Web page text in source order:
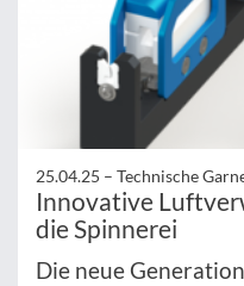
25.04.25 – Technische
Innovative
die Spinnerei
Die neue